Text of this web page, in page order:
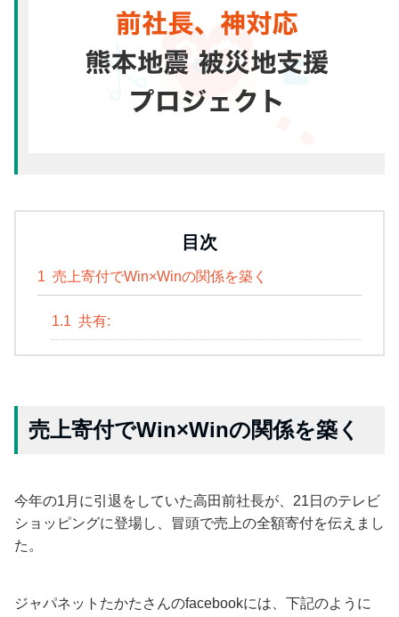
目次
1 売上寄付でWin×Winの関係を築く
1.1 共有:
売上寄付でWin×Winの関係を築く
今年の1月に引退をしていた高田前社長が、21日のテレビ
ショッピングに登場し、冒頭で売上の全額寄付を伝えまし
た。
ジャパネットたかたさんのfacebookには、下記のように